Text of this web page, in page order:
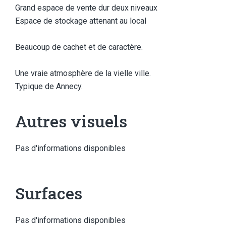
Grand espace de vente dur deux niveaux
Espace de stockage attenant au local
Beaucoup de cachet et de caractère.
Une vraie atmosphère de la vielle ville.
Typique de Annecy.
Autres visuels
Pas d'informations disponibles
Surfaces
Pas d'informations disponibles